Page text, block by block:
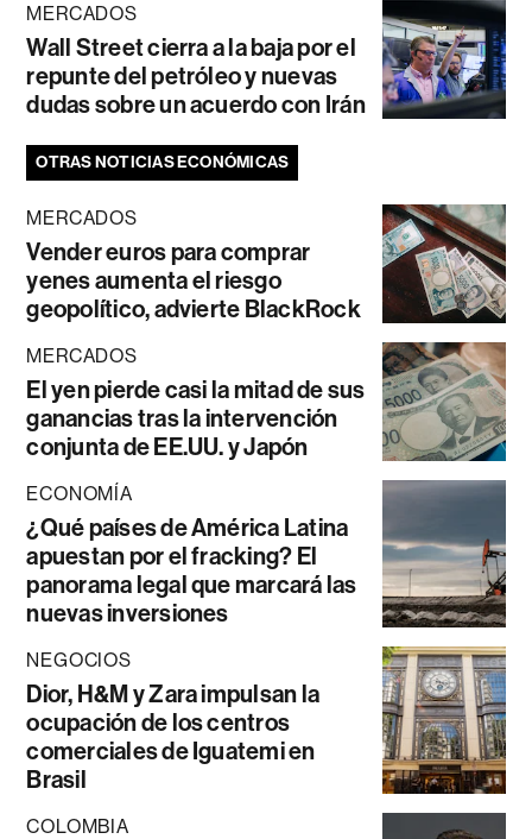
MERCADOS
Wall Street cierra a la baja por el
repunte del petróleo y nuevas
dudas sobre un acuerdo con Irán
OTRAS NOTICIAS ECONÓMICAS
MERCADOS
Vender euros para comprar
yenes aumenta el riesgo
geopolítico, advierte BlackRock
MERCADOS
El yen pierde casi la mitad de sus
ganancias tras la intervención
conjunta de EE.UU. y Japón
ECONOMÍA
¿Qué países de América Latina
apuestan por el fracking? El
panorama legal que marcará las
nuevas inversiones
NEGOCIOS
Dior, H&M y Zara impulsan la
ocupación de los centros
comerciales de Iguatemi en
Brasil
COLOMBIA